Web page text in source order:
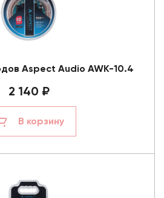
Aspect Audio AWK-10.4
2 140 ₽
В корзину